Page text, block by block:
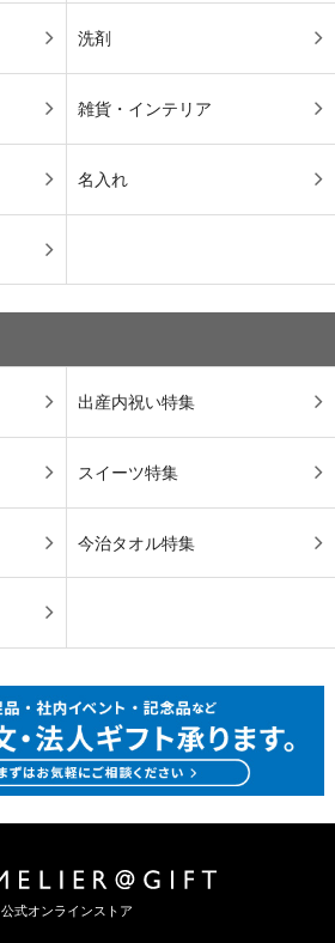
洗剤
雑貨・インテリア
名入れ
出産内祝い特集
スイーツ特集
今治タオル特集
公式オンラインストア